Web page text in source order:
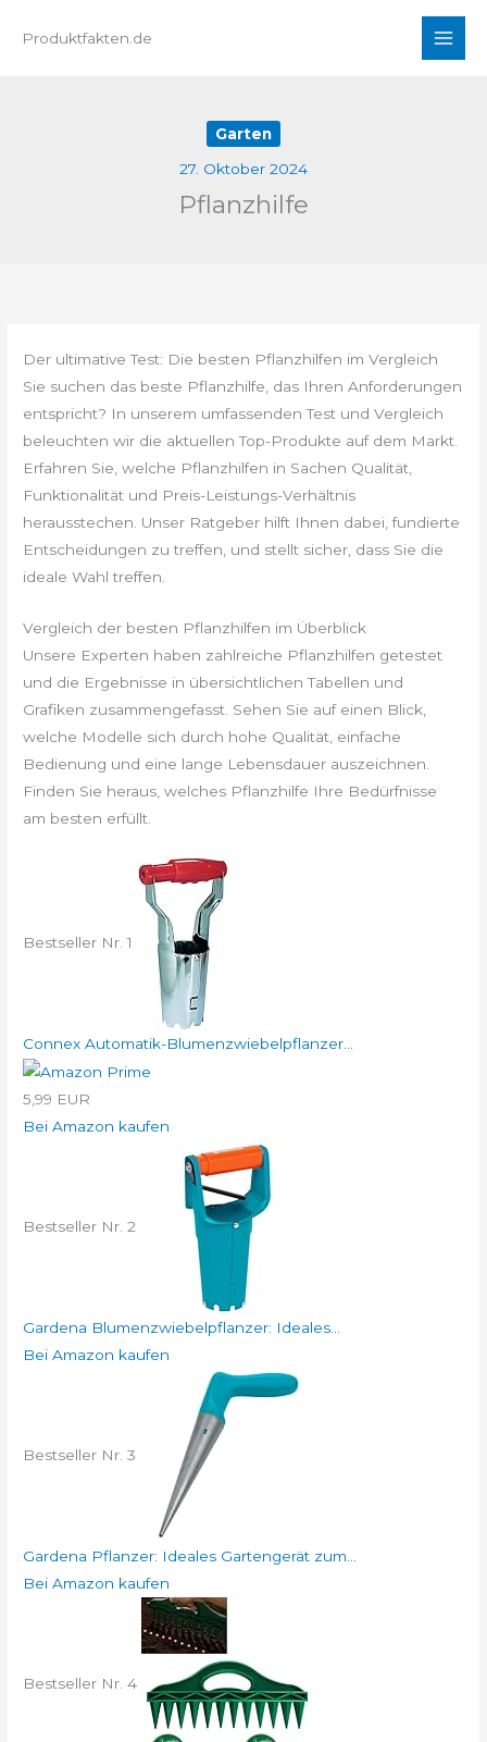
InhaltProduktfakten.de
Garten
27. Oktober 2024
Pflanzhilfe
Der ultimative Test: Die besten Pflanzhilfen im Vergleich
Sie suchen das beste Pflanzhilfe, das Ihren Anforderungen
entspricht? In unserem umfassenden Test und Vergleich
beleuchten wir die aktuellen Top-Produkte auf dem Markt.
Erfahren Sie, welche Pflanzhilfen in Sachen Qualität,
Funktionalität und Preis-Leistungs-Verhältnis
herausstechen. Unser Ratgeber hilft Ihnen dabei, fundierte
Entscheidungen zu treffen, und stellt sicher, dass Sie die
ideale Wahl treffen.
Vergleich der besten Pflanzhilfen im Überblick
Unsere Experten haben zahlreiche Pflanzhilfen getestet
und die Ergebnisse in übersichtlichen Tabellen und
Grafiken zusammengefasst. Sehen Sie auf einen Blick,
welche Modelle sich durch hohe Qualität, einfache
Bedienung und eine lange Lebensdauer auszeichnen.
Finden Sie heraus, welches Pflanzhilfe Ihre Bedürfnisse
am besten erfüllt.
Bestseller Nr. 1
Connex Automatik-Blumenzwiebelpflanzer...
5,99 EUR
Bei Amazon kaufen
Bestseller Nr. 2
Gardena Blumenzwiebelpflanzer: Ideales...
Bei Amazon kaufen
Bestseller Nr. 3
Gardena Pflanzer: Ideales Gartengerät zum...
Bei Amazon kaufen
Bestseller Nr. 4